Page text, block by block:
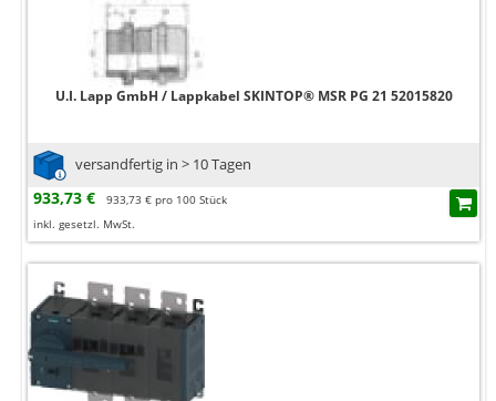
U.I. Lapp GmbH / Lappkabel SKINTOP® MSR PG 21 52015820
versandfertig in > 10 Tagen
933,73 €
933,73 € pro 100 Stück
inkl. gesetzl. MwSt.